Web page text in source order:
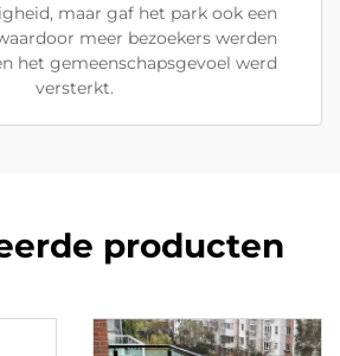
maar gaf het park ook een
meer bezoekers werden
het gemeenschapsgevoel werd
versterkt.
producten